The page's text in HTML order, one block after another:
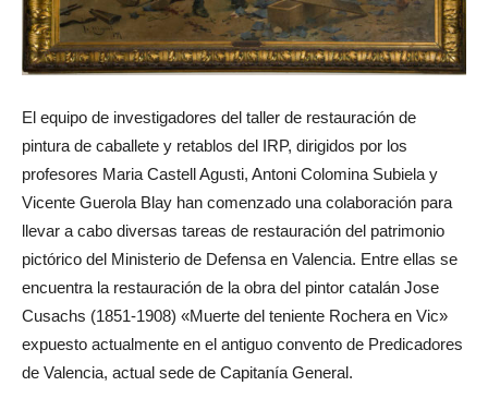
El equipo de investigadores del taller de restauración de
pintura de caballete y retablos del IRP, dirigidos por los
profesores Maria Castell Agusti, Antoni Colomina Subiela y
Vicente Guerola Blay han comenzado una colaboración para
llevar a cabo diversas tareas de restauración del patrimonio
pictórico del Ministerio de Defensa en Valencia. Entre ellas se
encuentra la restauración de la obra del pintor catalán Jose
Cusachs (1851-1908) «Muerte del teniente Rochera en Vic»
expuesto actualmente en el antiguo convento de Predicadores
de Valencia, actual sede de Capitanía General.